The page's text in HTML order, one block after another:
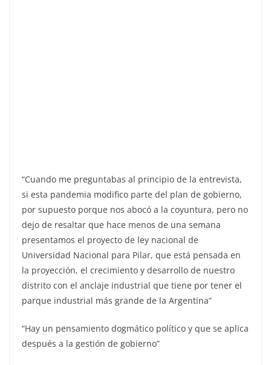
“Cuando me preguntabas al principio de la entrevista,
si esta pandemia modifico parte del plan de gobierno,
por supuesto porque nos abocó a la coyuntura, pero no
dejo de resaltar que hace menos de una semana
presentamos el proyecto de ley nacional de
Universidad Nacional para Pilar, que está pensada en
la proyección, el crecimiento y desarrollo de nuestro
distrito con el anclaje industrial que tiene por tener el
parque industrial más grande de la Argentina”
“Hay un pensamiento dogmático político y que se aplica
después a la gestión de gobierno”